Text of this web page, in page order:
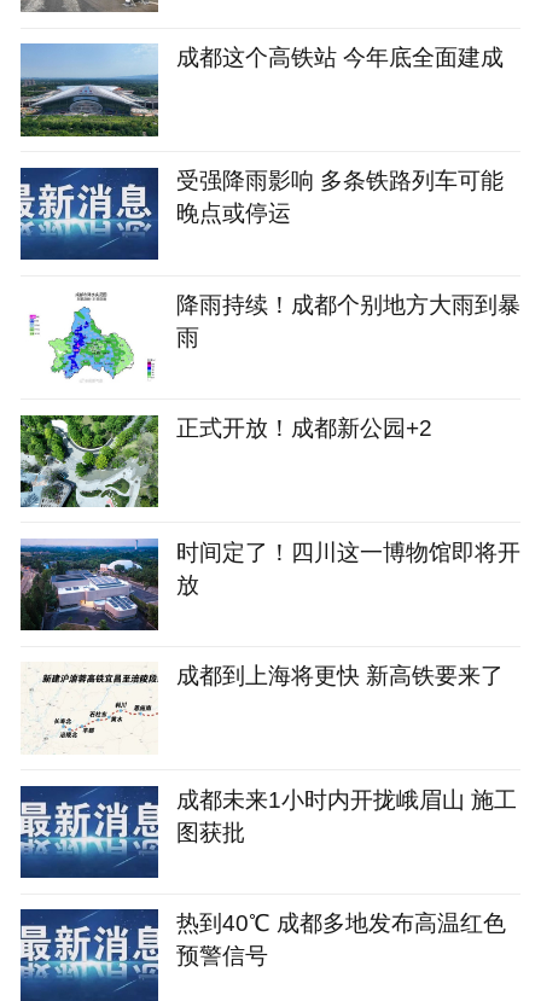
成都这个高铁站 今年底全面建成
受强降雨影响 多条铁路列车可能
晚点或停运
降雨持续！成都个别地方大雨到暴
雨
正式开放！成都新公园+2
时间定了！四川这一博物馆即将开
放
成都到上海将更快 新高铁要来了
成都未来1小时内开拢峨眉山 施工
图获批
热到40℃ 成都多地发布高温红色
预警信号